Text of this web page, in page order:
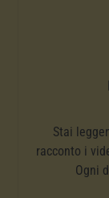
Stai
racconto i
Ogni